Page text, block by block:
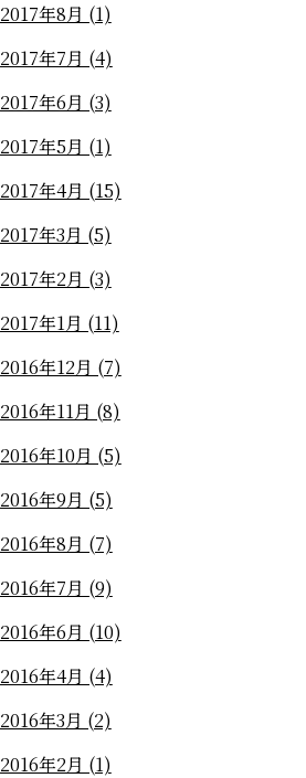
2017年8月 (1)
2017年7月 (4)
2017年6月 (3)
2017年5月 (1)
2017年4月 (15)
2017年3月 (5)
2017年2月 (3)
2017年1月 (11)
2016年12月 (7)
2016年11月 (8)
2016年10月 (5)
2016年9月 (5)
2016年8月 (7)
2016年7月 (9)
2016年6月 (10)
2016年4月 (4)
2016年3月 (2)
2016年2月 (1)